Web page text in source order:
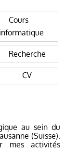
Cours
Recherche
CV
au sein du
(Suisse).
mes activités